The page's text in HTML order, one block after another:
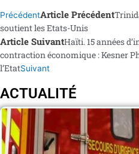
PrécédentArticle Précédent
soutient les Etats-Unis
Article SuivantHaïti. 15 années
contraction économique : Kesner
l’EtatSuivant
ACTUALITÉ